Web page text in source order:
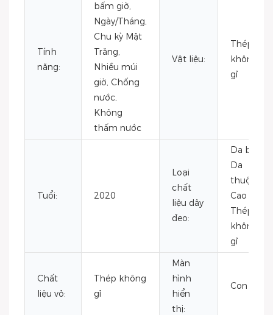
Tính
năng:
bấm giờ,
Ngày/Tháng,
Chu kỳ Mặt
Trăng,
Nhiều múi
giờ, Chống
nước,
Không
thấm nước
Vật liệu:
Thép
không
gỉ
Tuổi: 2020
Loại
chất
liệu dây
đeo:
Da bò,
Da
thuộc,
Cao su,
Thép
không
gỉ
Chất
liệu vỏ:
Thép không
gỉ
Màn
hình
hiển
thị:
Con trỏ